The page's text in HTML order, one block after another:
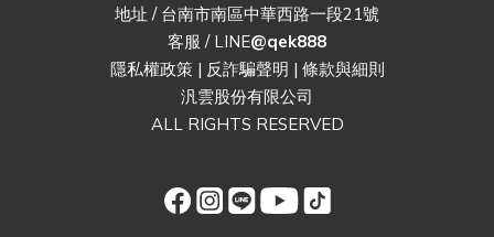
地址 / 台南市南區中華西路一段21號
客服 / LINE@qek888
隱私權政策| 反詐騙聲明 | 條款與細則
汎雲股份有限公司
ALL RIGHTS RESERVED